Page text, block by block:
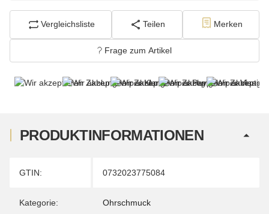
Vergleichsliste Teilen Merken
Frage zum Artikel
PRODUKTINFORMATIONEN
Produkteigenschaft
Wert
GTIN: 0732023775084
Kategorie: Ohrschmuck